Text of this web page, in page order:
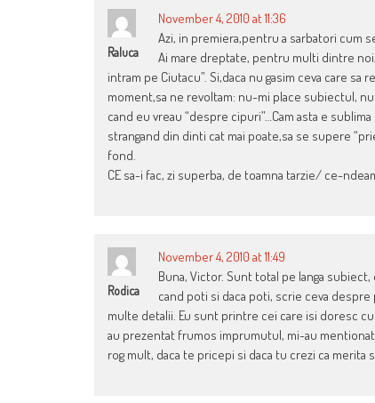
Raluca
November 4, 2010 at 11:36
Azi, in premiera,pentru a sarbatori cum
Ai mare dreptate, pentru multi dintre noi,
intram pe Ciutacu”. Si,daca nu gasim ceva care
moment,sa ne revoltam: nu-mi place subiectul,
cand eu vreau “despre cipuri”…Cam asta e
strangand din dinti cat mai poate,sa se supere
fond.
CE sa-i fac, zi superba, de toamna tarzie/ ce-
Rodica
November 4, 2010 at 11:49
Buna, Victor. Sunt total pe langa
cand poti si daca poti, scrie ceva
multe detalii. Eu sunt printre cei care isi doresc
au prezentat frumos imprumutul, mi-au
rog mult, daca te pricepi si daca tu crezi ca